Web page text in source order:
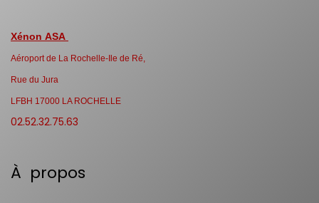
Xénon ASA
Aéroport de La Rochelle-Ile de Ré,
Rue du Jura
LFBH 17000 LA ROCHELLE
02.52.32.75.63
À propos